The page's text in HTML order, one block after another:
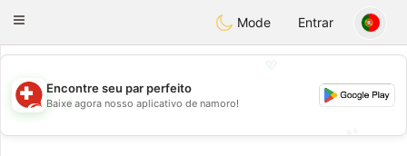
Suissi
Toggle
Mode Entrar
💖
💕
Encontre seu par perfeito
Baixe agora nosso aplicativo de namoro!